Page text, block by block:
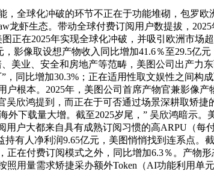
全球化冲破的环节不正在于功能堆砌，包罗欧
龙虾生态。带动全球付费订阅用户数提拔，
正在2025年实现全球化冲破，并吸引欧洲市场
影像取设想产物收入同比增加41.6％至29.5亿
美业、安全和房地产等范畴，美图公司出产力
同比增加30.3%；正在适用性取文娱性之间
根本。2025年，美图公司首席产物官兼影像
欣鸿提到，而正在于可否通过场景深耕取矫
下载量大增。截至2025岁尾，” 吴欣鸿暗示
户大都来自具有成熟订阅习惯的高ARPU（
有人净利润9.65亿元，美图悄悄找到连系点。
在付费订阅模式之外，同比增加6.3％。产物
用量需求矫捷采办额外Token（AI功能利用单